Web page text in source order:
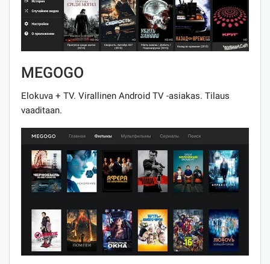
MEGOGO
Elokuva + TV. Virallinen Android TV -asiakas. Tilaus
vaaditaan.